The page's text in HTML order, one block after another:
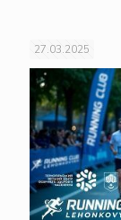
27.03.2025